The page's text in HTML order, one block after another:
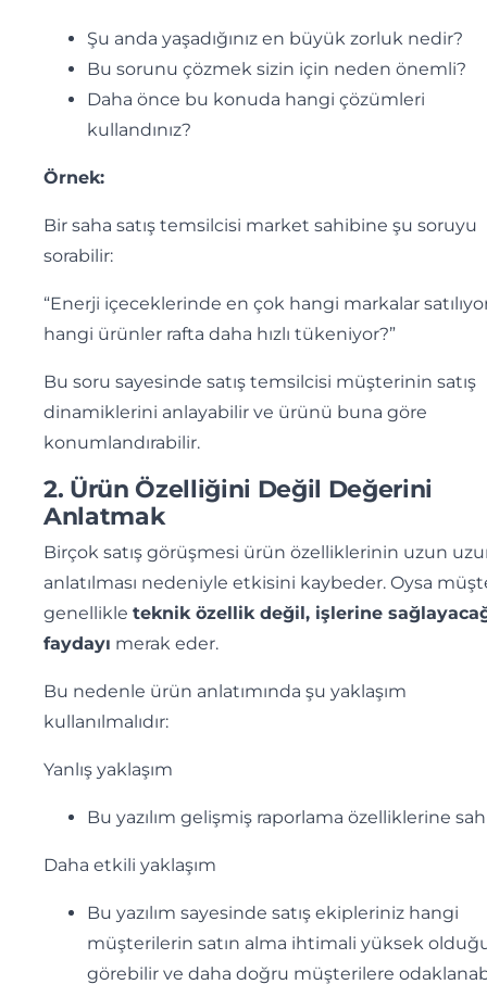
Şu anda yaşadığınız en büyük zorluk nedir?
Bu sorunu çözmek sizin için neden önemli?
Daha önce bu konuda hangi çözümleri
kullandınız?
Örnek:
Bir saha satış temsilcisi market sahibine şu soruyu
sorabilir:
“Enerji içeceklerinde en çok hangi markalar
hangi ürünler rafta daha hızlı tükeniyor?”
Bu soru sayesinde satış temsilcisi müşterinin satış
dinamiklerini anlayabilir ve ürünü buna göre
konumlandırabilir.
2. Ürün Özelliğini Değil Değerini
Anlatmak
Birçok satış görüşmesi ürün özelliklerinin uzun
anlatılması nedeniyle etkisini kaybeder. Oysa
genellikle teknik özellik değil, işlerine
faydayı merak eder.
Bu nedenle ürün anlatımında şu yaklaşım
kullanılmalıdır:
Yanlış yaklaşım
Bu yazılım gelişmiş raporlama özelliklerine
Daha etkili yaklaşım
Bu yazılım sayesinde satış ekipleriniz hangi
müşterilerin satın alma ihtimali yüksek
görebilir ve daha doğru müşterilere